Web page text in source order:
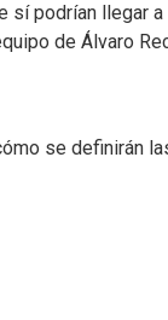
sí podrían llegar a
de Álvaro
se definirán